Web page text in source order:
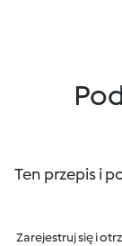
Ten przepis i
Zarejestruj się i